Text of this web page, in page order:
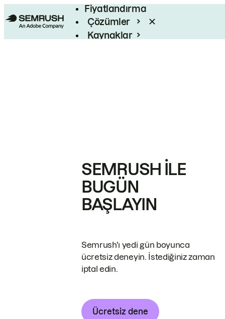
Fiyatlandırma
Çözümler
Kaynaklar
SEMRUSH ILE
BUGÜN
BAŞLAYIN
Semrush'ı yedi gün boyunca
ücretsiz deneyin. İstediğiniz zaman
iptal edin.
Ücretsiz dene